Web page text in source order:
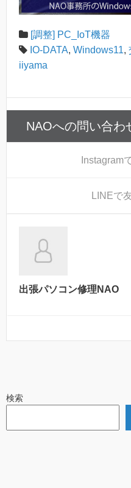
[調整] PC_IoT機器
IO-DATA, Windows11,
iiyama
NAOへの問い合わ
Instagram
LINEで
出張パソコン修理NAO
検索